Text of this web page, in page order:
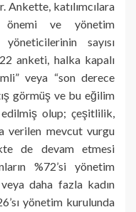
Ankette, katılımcılara
önemi ve yönetim
sayısı
anketi, halka kapalı
veya “son derece
görmüş ve bu eğilim
olup; çeşitlilik,
verilen mevcut vurgu
de devam etmesi
%72’si yönetim
daha fazla kadın
yönetim kurulunda